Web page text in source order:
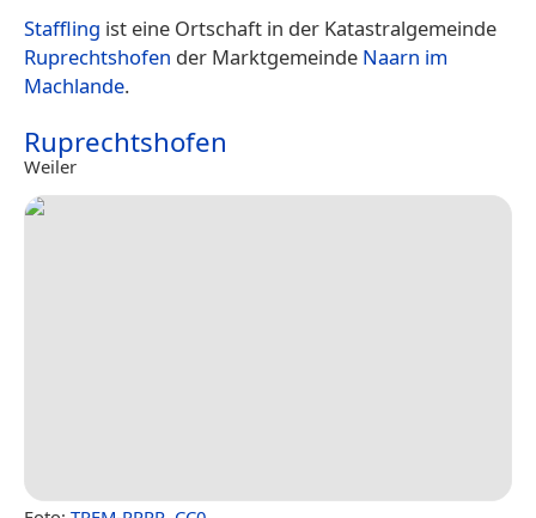
Staffling ist eine Ortschaft in der Katastralgemeinde
Ruprechtshofen der Marktgemeinde Naarn im
Machlande.
Ruprechtshofen
Weiler